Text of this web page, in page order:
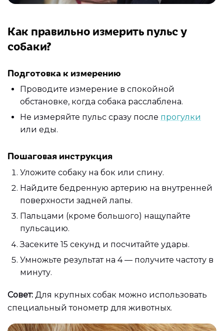
Как правильно измерить пульс у
собаки?
Подготовка к измерению
Проводите измерение в спокойной
обстановке, когда собака расслаблена.
Не измеряйте пульс сразу после прогулки
или еды.
Пошаговая инструкция
Уложите собаку на бок или спину.
Найдите бедренную артерию на внутренней
поверхности задней лапы.
Пальцами (кроме большого) нащупайте
пульсацию.
Засеките 15 секунд и посчитайте удары.
Умножьте результат на 4 — получите частоту в
минуту.
Совет: Для крупных собак можно использовать
специальный тонометр для животных.